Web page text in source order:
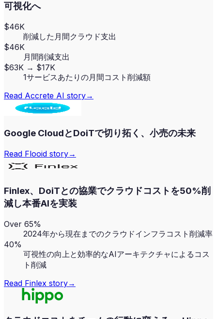
可視化へ
$46K
削減した月間クラウド支出
$46K
月間削減支出
$63K → $17K
1サービスあたりの月間コスト削減額
Read Accrete AI story→
Google CloudとDoiTで切り拓く、小売の未来
Read Flooid story→
Finlex、DoiTとの協業でクラウドコストを50%削
減し本番AIを実装
Over 65%
2024年から現在までのクラウドインフラコスト削減率
40%
可視性の向上と効率的なAIアーキテクチャによるコス
ト削減
Read Finlex story→